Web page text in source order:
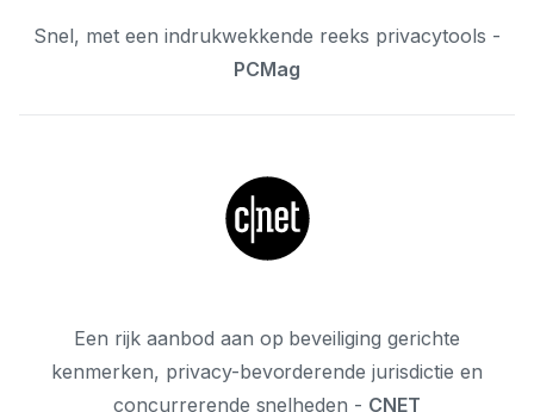
Snel, met een indrukwekkende reeks privacytools -
PCMag
Een rijk aanbod aan op beveiliging gerichte
kenmerken, privacy-bevorderende jurisdictie en
concurrerende snelheden - CNET